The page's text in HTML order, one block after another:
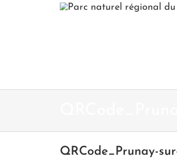
QRCode_Prunay-